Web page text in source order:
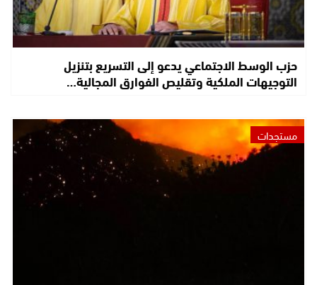
حزب الوسط الاجتماعي يدعو إلى التسريع بتنزيل
التوجيهات الملكية وتقليص الفوارق المجالية…
مستجدات